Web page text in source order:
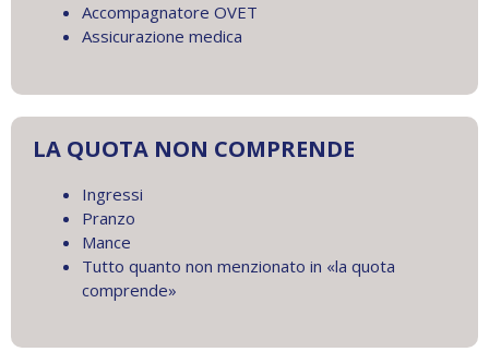
Accompagnatore OVET
Assicurazione medica
LA QUOTA NON COMPRENDE
Ingressi
Pranzo
Mance
Tutto quanto non menzionato in «la quota
comprende»